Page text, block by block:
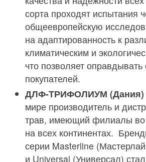
сорта проходят испытания
общеевропейскую
на адаптированность к
климатическим и
что позволяет
покупателей.
ДЛФ-ТРИФОЛИУМ (Дания)
мире производитель и
трав, имеющий филиалы во
на всех континентах.
серии Masterline
и Universal (Универсал)